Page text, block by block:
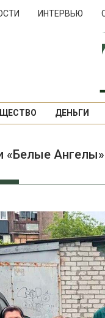
ИНТЕРВЬЮ
ДЕНЬГИ
«Белые